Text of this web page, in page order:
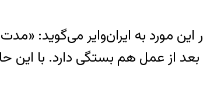
این مورد به ایران‌وایر می‌گوید:
بعد از عمل هم بستگی دارد. با